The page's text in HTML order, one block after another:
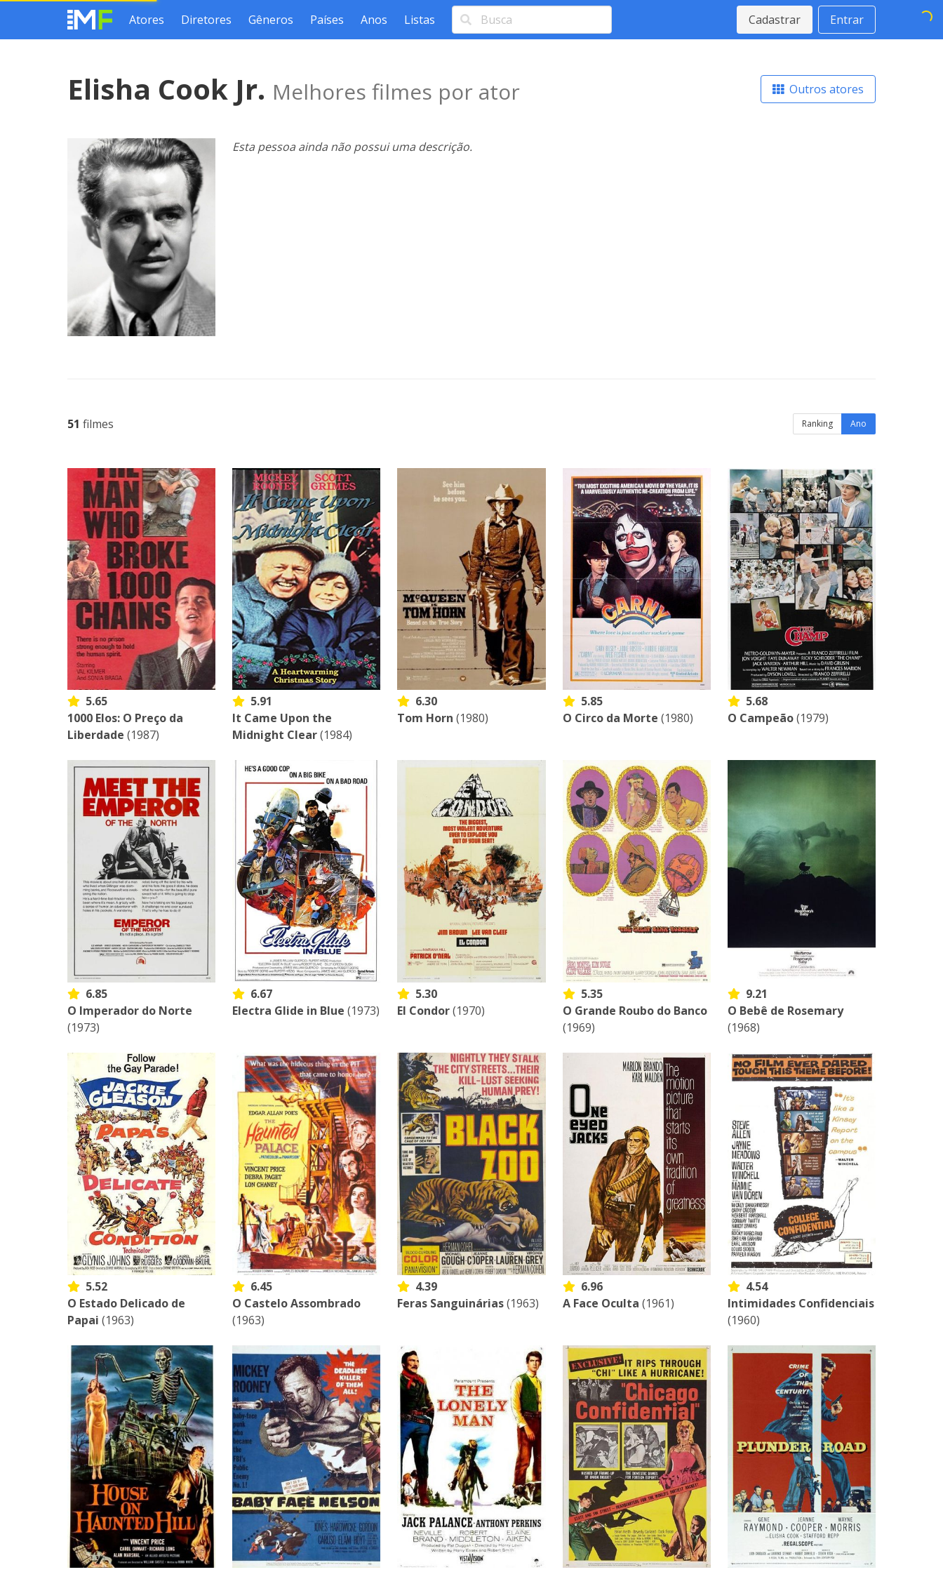
Atores Diretores Gêneros Países Anos Listas Cadastrar Entrar
Elisha Cook Jr. Melhores filmes por ator Outros atores
Esta pessoa ainda não possui uma descrição.
51 filmes Ranking Ano
5.65
1000 Elos: O Preço da
Liberdade (1987)
5.91
It Came Upon the
Midnight Clear(1984)
6.30
Tom Horn (1980)
5.85
O Circo da Morte (1980)
5.68
O Campeão(1979)
6.85
O Imperador do Norte
(1973)
6.67
Electra Glide in Blue (1973)
5.30
El Condor(1970)
5.35
O Grande Roubo do Banco
(1969)
9.21
O Bebê de Rosemary
(1968)
5.52
O Estado Delicado de
Papai (1963)
6.45
O Castelo Assombrado
(1963)
4.39
Feras Sanguinárias(1963)
6.96
A Face Oculta (1961)
4.54
Intimidades Confidenciais
(1960)